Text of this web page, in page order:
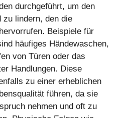
durchgeführt, um den
lindern, den die
Beispiele für
häufiges Händewaschen,
von Türen oder das
Handlungen. Diese
zu einer erheblichen
führen, da sie
nehmen und oft zu